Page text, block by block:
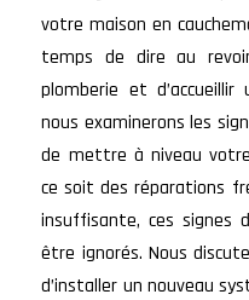
votre maison en
temps de dire au
plomberie et
nous examinerons les
de mettre à niveau votre
ce soit des réparations
insuffisante, ces signes
être ignorés. Nous
d’installer un nouveau